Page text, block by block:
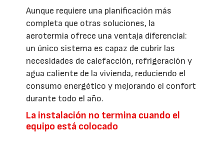
Aunque requiere una planificación más
completa que otras soluciones, la
aerotermia ofrece una ventaja diferencial:
un único sistema es capaz de cubrir las
necesidades de calefacción, refrigeración y
agua caliente de la vivienda, reduciendo el
consumo energético y mejorando el confort
durante todo el año.
La instalación no termina cuando el
equipo está colocado